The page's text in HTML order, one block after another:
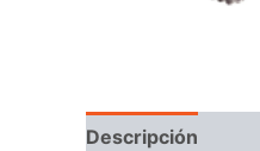
Descripción